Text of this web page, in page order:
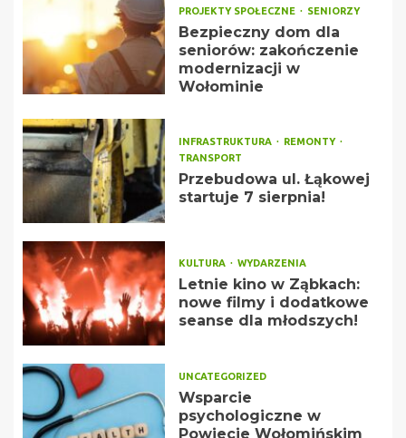
PROJEKTY SPOŁECZNE
SENIORZY
Bezpieczny dom dla
seniorów: zakończenie
modernizacji w
Wołominie
INFRASTRUKTURA
REMONTY
TRANSPORT
Przebudowa ul. Łąkowej
startuje 7 sierpnia!
KULTURA WYDARZENIA
Letnie kino w Ząbkach:
nowe filmy i dodatkowe
seanse dla młodszych!
UNCATEGORIZED
Wsparcie
psychologiczne w
Powiecie Wołomińskim